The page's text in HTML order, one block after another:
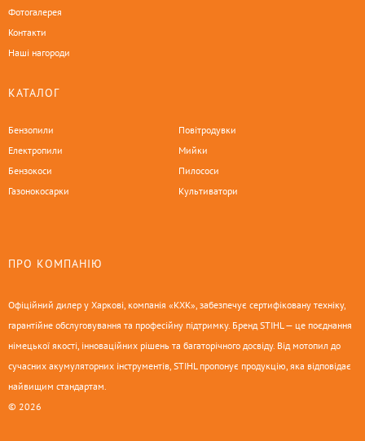
Фотогалерея
Контакти
Наші нагороди
КАТАЛОГ
Бензопили
Електропили
Бензокоси
Газонокосарки
Повітродувки
Мийки
Пилососи
Культиватори
ПРО КОМПАНІЮ
Офіційний дилер у Харкові, компанія «КХК», забезпечує сертифіковану техніку,
гарантійне обслуговування та професійну підтримку. Бренд STIHL — це поєднання
німецької якості, інноваційних рішень та багаторічного досвіду. Від мотопил до
сучасних акумуляторних інструментів, STIHL пропонує продукцію, яка відповідає
найвищим стандартам.
© 2026